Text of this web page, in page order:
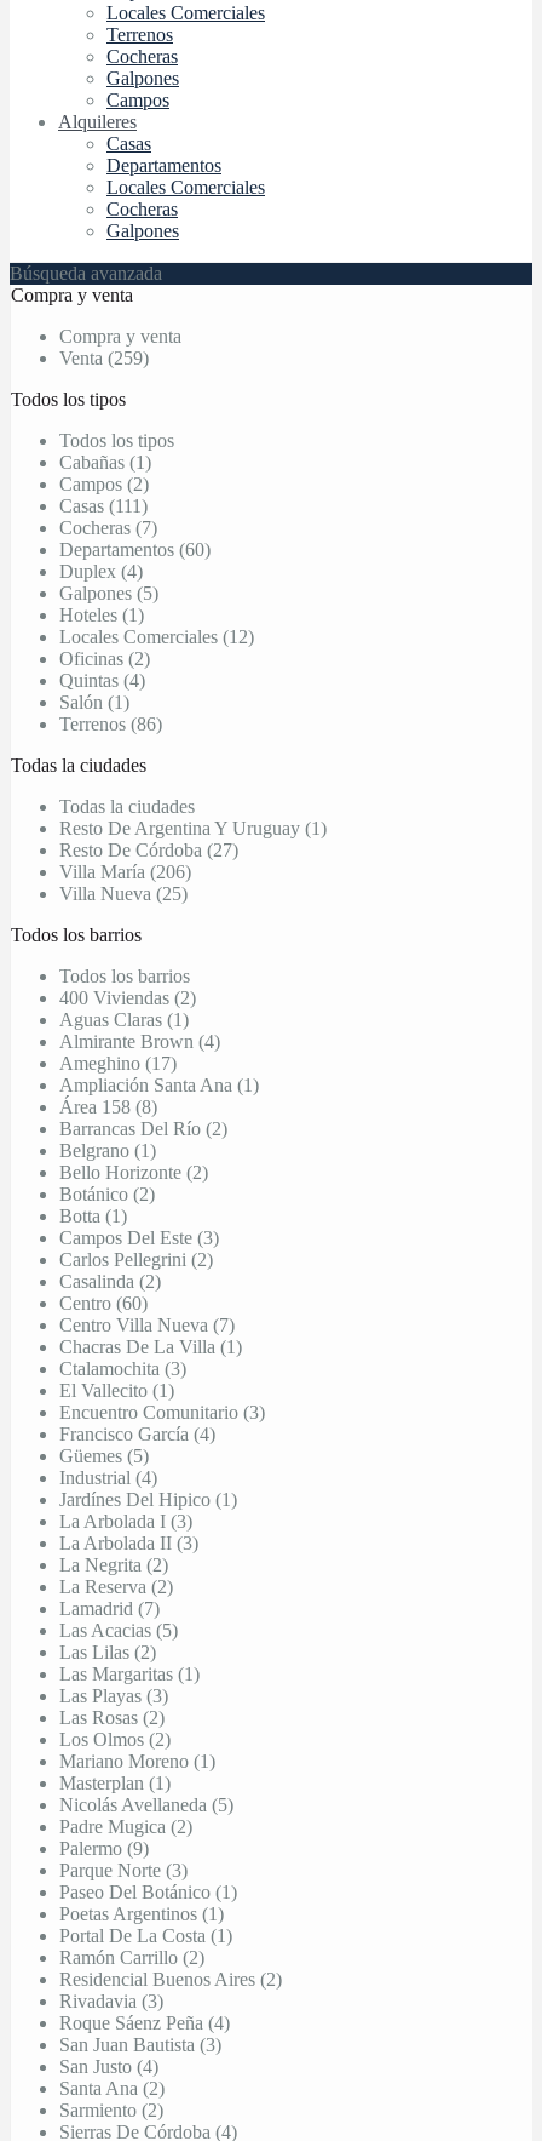
Locales Comerciales
Terrenos
Cocheras
Galpones
Campos
Alquileres
Casas
Departamentos
Locales Comerciales
Cocheras
Galpones
Búsqueda avanzada
Compra y venta
Compra y venta
Venta (259)
Todos los tipos
Todos los tipos
Cabañas (1)
Campos (2)
Casas (111)
Cocheras (7)
Departamentos (60)
Duplex (4)
Galpones (5)
Hoteles (1)
Locales Comerciales (12)
Oficinas (2)
Quintas (4)
Salón (1)
Terrenos (86)
Todas la ciudades
Todas la ciudades
Resto De Argentina Y Uruguay (1)
Resto De Córdoba (27)
Villa María (206)
Villa Nueva (25)
Todos los barrios
Todos los barrios
400 Viviendas (2)
Aguas Claras (1)
Almirante Brown (4)
Ameghino (17)
Ampliación Santa Ana (1)
Área 158 (8)
Barrancas Del Río (2)
Belgrano (1)
Bello Horizonte (2)
Botánico (2)
Botta (1)
Campos Del Este (3)
Carlos Pellegrini (2)
Casalinda (2)
Centro (60)
Centro Villa Nueva (7)
Chacras De La Villa (1)
Ctalamochita (3)
El Vallecito (1)
Encuentro Comunitario (3)
Francisco García (4)
Güemes (5)
Industrial (4)
Jardínes Del Hipico (1)
La Arbolada I (3)
La Arbolada II (3)
La Negrita (2)
La Reserva (2)
Lamadrid (7)
Las Acacias (5)
Las Lilas (2)
Las Margaritas (1)
Las Playas (3)
Las Rosas (2)
Los Olmos (2)
Mariano Moreno (1)
Masterplan (1)
Nicolás Avellaneda (5)
Padre Mugica (2)
Palermo (9)
Parque Norte (3)
Paseo Del Botánico (1)
Poetas Argentinos (1)
Portal De La Costa (1)
Ramón Carrillo (2)
Residencial Buenos Aires (2)
Rivadavia (3)
Roque Sáenz Peña (4)
San Juan Bautista (3)
San Justo (4)
Santa Ana (2)
Sarmiento (2)
Sierras De Córdoba (4)